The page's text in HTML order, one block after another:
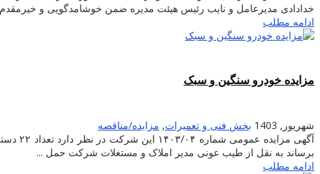
خدادادی مدیرعامل و نایب رئیس هیئت مدیره ضمن خوشامدگویی و خیرمقدم
ادامه مطلب
مزایده خودرو سنگین و سبک
شهریور, 1403 بخش فنی و تعمیرات, مزایده/مناقصه
برساند به نقل از طیب عونی مدیر املاک و مستغلات شرکت حمل ...
ادامه مطلب